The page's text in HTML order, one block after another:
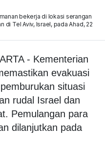
bekerja di lokasi serangan
di Tel Aviv, Israel, pada Ahad, 22
- Kementerian
evakuasi
situasi
rudal Israel dan
Pemulangan para
dilanjutkan pada